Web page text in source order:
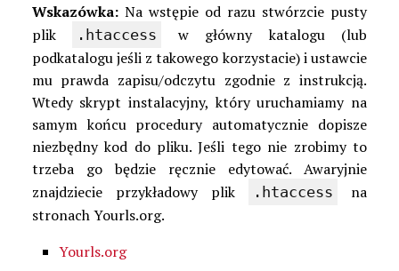
Wskazówka:Na wstępie od razu stwórzcie pusty
plik
.htaccess
w główny katalogu (lub
podkatalogu jeśli z takowego korzystacie) i ustawcie
mu prawda zapisu/odczytu zgodnie z instrukcją.
Wtedy skrypt instalacyjny, który uruchamiamy na
samym końcu procedury automatycznie dopisze
niezbędny kod do pliku. Jeśli tego nie zrobimy to
trzeba go będzie ręcznie edytować. Awaryjnie
znajdziecie przykładowy plik
.htaccess
na
stronach Yourls.org.
Yourls.org